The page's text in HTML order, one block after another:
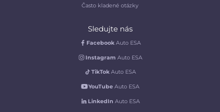
Často kladené otázky
Sledujte nás
Facebook Auto ESA
Instagram Auto ESA
TikTok Auto ESA
YouTubeAuto ESA
LinkedIn Auto ESA